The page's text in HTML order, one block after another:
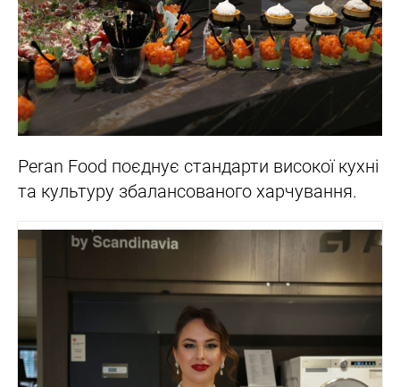
Peran Food поєднує стандарти високої кухні
та культуру збалансованого харчування.